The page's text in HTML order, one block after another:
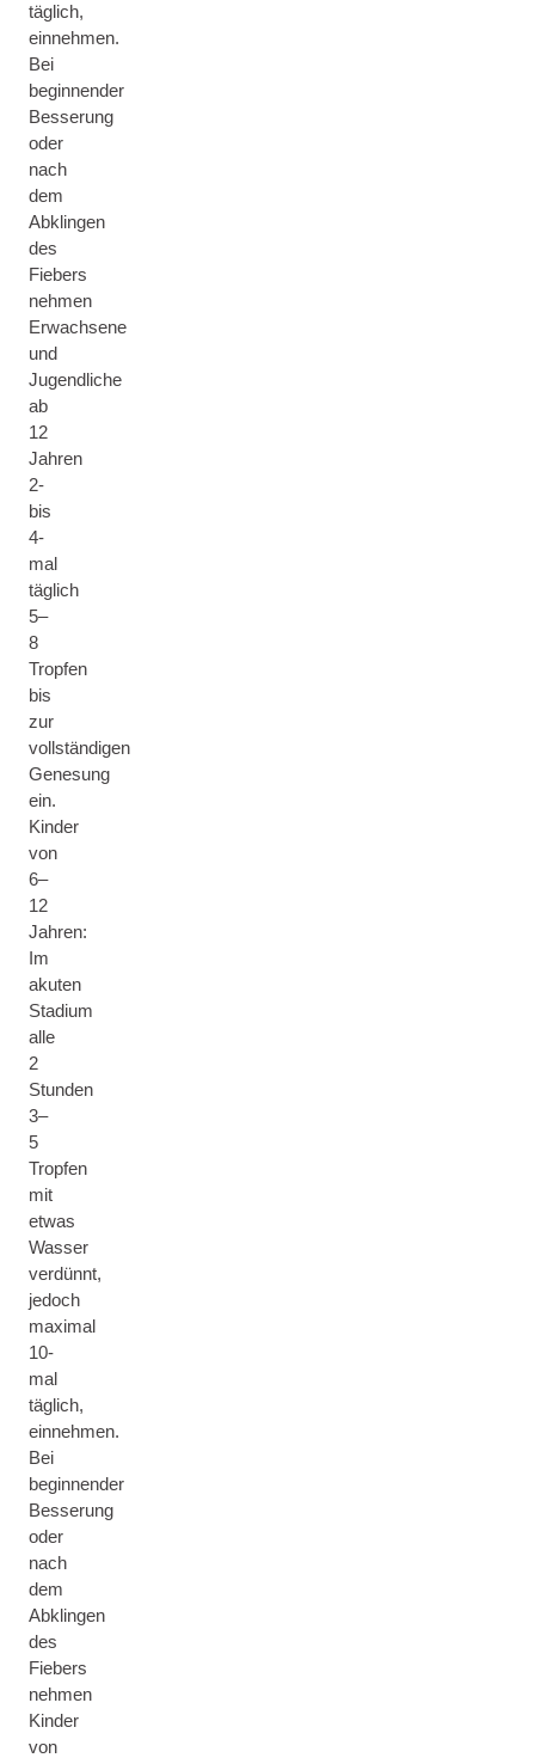
täglich,
einnehmen.
Bei
beginnender
Besserung
oder
nach
dem
Abklingen
des
Fiebers
nehmen
Erwachsene
und
Jugendliche
ab
12
Jahren
2-
bis
4-
mal
täglich
5–
8
Tropfen
bis
zur
vollständigen
Genesung
ein.
Kinder
von
6–
12
Jahren:
Im
akuten
Stadium
alle
2
Stunden
3–
5
Tropfen
mit
etwas
Wasser
verdünnt,
jedoch
maximal
10-
mal
täglich,
einnehmen.
Bei
beginnender
Besserung
oder
nach
dem
Abklingen
des
Fiebers
nehmen
Kinder
von